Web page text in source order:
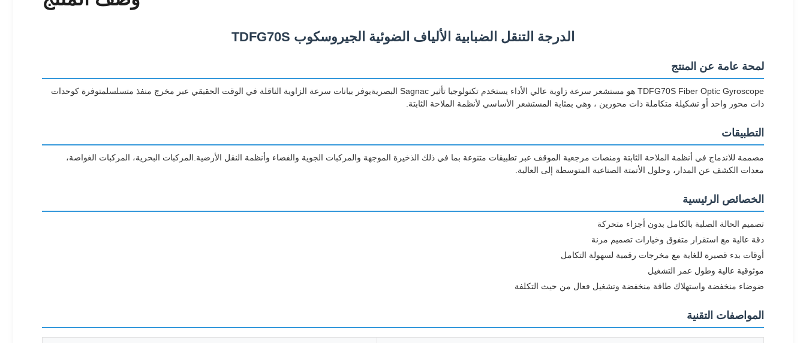
الدرجة التنقل الضبابية الألياف الضوئية الجيروسكوب TDFG70S
لمحة عامة عن المنتج
TDFG70S Fiber Optic Gyroscope هو مستشعر سرعة زاوية عالي الأداء يستخدم تكنولوجيا تأثير Sagnac البصريةيوفر بيانات سرعة الزاوية الناقلة في الوقت الحقيقي عبر مخرج منفذ متسلسلمتوفرة كوحدات
ذات محور واحد أو تشكيلة متكاملة ذات محورين ، وهي بمثابة المستشعر الأساسي لأنظمة الملاحة الثابتة.
التطبيقات
مصممة للاندماج في أنظمة الملاحة الثابتة ومنصات مرجعية الموقف عبر تطبيقات متنوعة بما في ذلك الذخيرة الموجهة والمركبات الجوية والفضاء وأنظمة النقل الأرضية.المركبات البحرية، المركبات الغواصة،
معدات الكشف عن المدار، وحلول الأتمتة الصناعية المتوسطة إلى العالية.
الخصائص الرئيسية
تصميم الحالة الصلبة بالكامل بدون أجزاء متحركة
دقة عالية مع استقرار متفوق وخيارات تصميم مرنة
أوقات بدء قصيرة للغاية مع مخرجات رقمية لسهولة التكامل
موثوقية عالية وطول عمر التشغيل
ضوضاء منخفضة واستهلاك طاقة منخفضة وتشغيل فعال من حيث التكلفة
المواصفات التقنية